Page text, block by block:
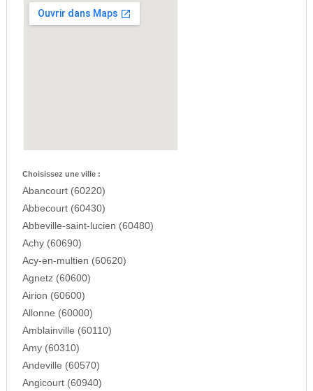
Choisissez une ville :
Abancourt (60220)
Abbecourt (60430)
Abbeville-saint-lucien (60480)
Achy (60690)
Acy-en-multien (60620)
Agnetz (60600)
Airion (60600)
Allonne (60000)
Amblainville (60110)
Amy (60310)
Andeville (60570)
Angicourt (60940)